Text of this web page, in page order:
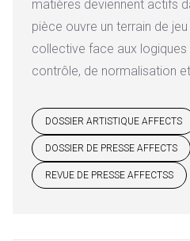
matières deviennent actifs
pièce ouvre un terrain de
collective face aux
contrôle, de normalisation
DOSSIER ARTISTIQUE AFFECTS
DOSSIER DE PRESSE AFFECTS
REVUE DE PRESSE AFFECTSS